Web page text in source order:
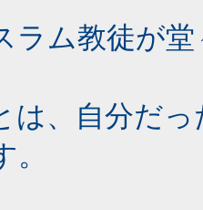
ラム教徒が
は、自分だ